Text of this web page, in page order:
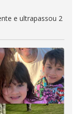
e ultrapassou 2